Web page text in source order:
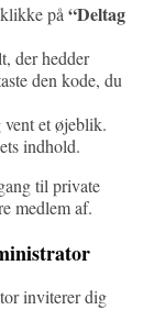
på“Deltag
der hedder
den kode, du
vent et øjeblik.
indhold.
til private
medlem af.
inviterer dig